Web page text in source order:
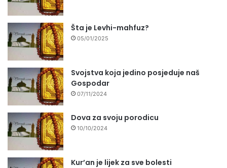
Šta je Levhi-mahfuz?
05/01/2025
Svojstva koja jedino posjeduje naš
Gospodar
07/11/2024
Dova za svoju porodicu
10/10/2024
Kur’an je lijek za sve bolesti